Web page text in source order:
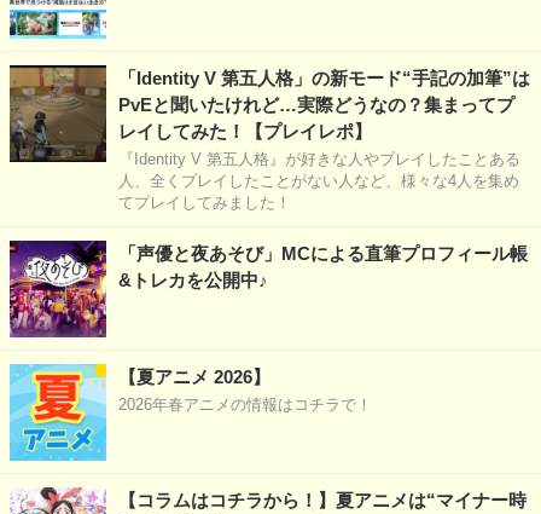
「Identity V 第五人格」の新モード“手記の加筆”は
PvEと聞いたけれど…実際どうなの？集まってプ
レイしてみた！【プレイレポ】
『Identity V 第五人格』が好きな人やプレイしたことある
人、全くプレイしたことがない人など、様々な4人を集め
てプレイしてみました！
「声優と夜あそび」MCによる直筆プロフィール帳
&トレカを公開中♪
【夏アニメ 2026】
2026年春アニメの情報はコチラで！
【コラムはコチラから！】夏アニメは“マイナー時